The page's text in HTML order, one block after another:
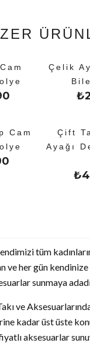
Çelik
₺
Cam
Çift
Ayağı
₺
tüm
ve her gün
sunmaya
ve
kadar üst üste
aksesuarlar